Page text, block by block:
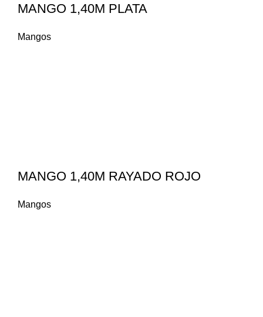
MANGO 1,40M PLATA
Mangos
MANGO 1,40M RAYADO ROJO
Mangos